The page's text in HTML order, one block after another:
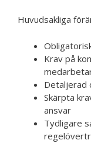
Huvudsakliga
Krav på
Detaljerad
Skärpta
ansvar
Tydligare